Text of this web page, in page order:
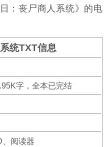
：丧尸商人系统》的电
统TXT信息
字，全本已完结
、阅读器